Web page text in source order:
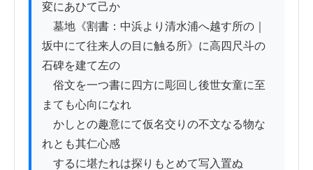
変にあひて己か
墓地《割書：中浜より清水浦へ越す所の｜
坂中にて往来人の目に触る所》に高四尺斗の
石碑を建て左の
俗文を一つ書に四方に彫回し後世女童に至
まても心向になれ
かしとの趣意にて仮名交りの不文なる物な
れとも其仁心感
するに堪たれは探りもとめて写入置ぬ